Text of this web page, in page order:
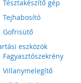
Tésztakészítő gép
Tejhabosító
Gofrisütő
eszközök
Fagyasztószekrény
Villanymelegítő